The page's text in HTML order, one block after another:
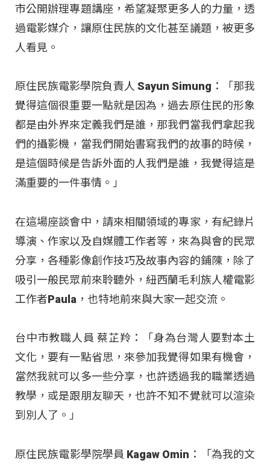
市公開辦理專題講座，希望凝聚更多人的力量，透
過電影媒介，讓原住民族的文化甚至議題，被更多
人看見。
原住民族電影學院負責人 Sayun Simung：「那我
覺得這個很重要一點就是因為，過去原住民的形象
都是由外界來定義我們是誰，那我們當我們拿起我
們的攝影機，當我們開始書寫我們的故事的時候，
是這個時候是告訴外面的人我們是誰，我覺得這是
滿重要的一件事情。」
在這場座談會中，請來相關領域的專家，有紀錄片
導演、作家以及自媒體工作者等，來為與會的民眾
分享，各種影像創作技巧及故事內容的鋪陳，除了
吸引一般民眾前來聆聽外，紐西蘭毛利族人權電影
工作者Paula，也特地前來與大家一起交流。
台中市教職人員 蔡芷羚：「身為台灣人要對本土
文化，要有一點省思，來參加我覺得如果有機會，
當然我就可以多一些分享，也許透過我的職業透過
教學，或是跟朋友聊天，也許不知不覺就可以渲染
到別人了。」
原住民族電影學院學員 Kagaw Omin：「為我的文